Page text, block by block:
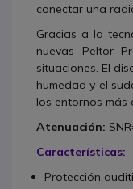
conectar una
Gracias a la
nuevas Peltor
situaciones. El
humedad y el
los entornos más
Atenuación:
Características:
Protección